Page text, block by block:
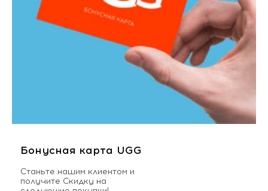
Бонусная карта UGG
Станьте нашим клиентом и
получите Скидку на